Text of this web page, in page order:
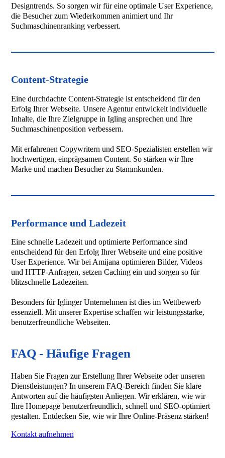
Designtrends. So sorgen wir für eine optimale User Experience,
die Besucher zum Wiederkommen animiert und Ihr
Suchmaschinenranking verbessert.
Content-Strategie
Eine durchdachte Content-Strategie ist entscheidend für den
Erfolg Ihrer Webseite. Unsere Agentur entwickelt individuelle
Inhalte, die Ihre Zielgruppe in Igling ansprechen und Ihre
Suchmaschinenposition verbessern.
Mit erfahrenen Copywritern und SEO-Spezialisten erstellen wir
hochwertigen, einprägsamen Content. So stärken wir Ihre
Marke und machen Besucher zu Stammkunden.
Performance und Ladezeit
Eine schnelle Ladezeit und optimierte Performance sind
entscheidend für den Erfolg Ihrer Webseite und eine positive
User Experience. Wir bei Amijana optimieren Bilder, Videos
und HTTP-Anfragen, setzen Caching ein und sorgen so für
blitzschnelle Ladezeiten.
Besonders für Iglinger Unternehmen ist dies im Wettbewerb
essenziell. Mit unserer Expertise schaffen wir leistungsstarke,
benutzerfreundliche Webseiten.
FAQ - Häufige Fragen
Haben Sie Fragen zur Erstellung Ihrer Webseite oder unseren
Dienstleistungen? In unserem FAQ-Bereich finden Sie klare
Antworten auf die häufigsten Anliegen. Wir erklären, wie wir
Ihre Homepage benutzerfreundlich, schnell und SEO-optimiert
gestalten. Entdecken Sie, wie wir Ihre Online-Präsenz stärken!
Kontakt aufnehmen